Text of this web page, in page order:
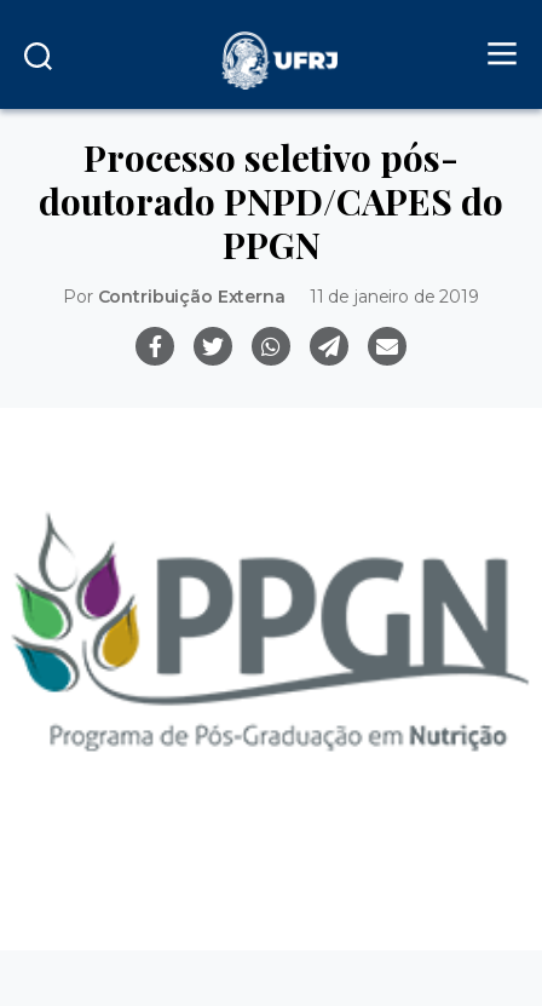
Processo seletivo pós-
doutorado PNPD/CAPES do
PPGN
Por Contribuição Externa 11 de janeiro de 2019